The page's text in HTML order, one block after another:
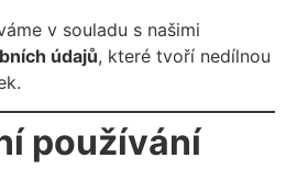
v souladu s našimi
údajů, které tvoří nedílnou
používání